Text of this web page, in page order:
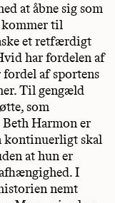
at åbne sig som
kommer til
et retfærdigt
har fordelen af
fordel af sportens
Til gengæld
som
Harmon er
kontinuerligt skal
at hun er
I
nemt